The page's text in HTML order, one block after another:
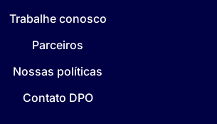
Trabalhe conosco
Parceiros
Nossas políticas
Contato DPO